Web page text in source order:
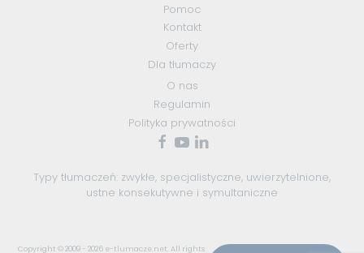
Pomoc
Kontakt
Oferty
Dla tłumaczy
O nas
Regulamin
Polityka prywatności
Typy tłumaczeń: zwykłe, specjalistyczne, uwierzytelnione,
ustne konsekutywne i symultaniczne
Copyright © 2009 - 2026 e-tlumacze.net. All rights